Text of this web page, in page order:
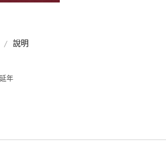
說明
年